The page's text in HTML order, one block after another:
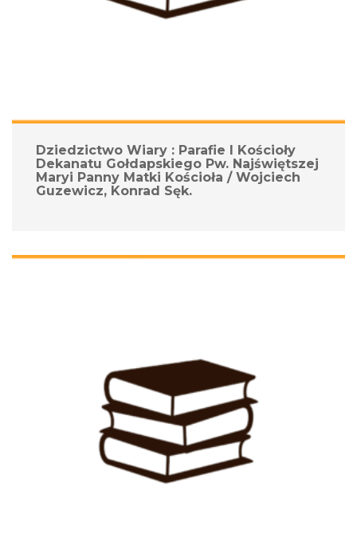
Dziedzictwo Wiary : Parafie I Kościoły
Dekanatu Gołdapskiego Pw. Najświętszej
Maryi Panny Matki Kościoła / Wojciech
Guzewicz, Konrad Sęk.